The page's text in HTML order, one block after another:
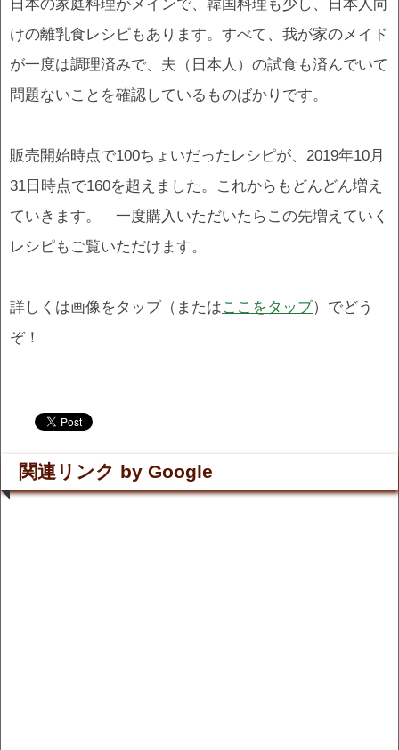
けの離乳食レシピもあります。すべて、我が家のメイド
が一度は調理済みで、夫（日本人）の試食も済んでいて
問題ないことを確認しているものばかりです。
販売開始時点で100ちょいだったレシピが、2019年10月
31日時点で160を超えました。これからもどんどん増え
ていきます。 一度購入いただいたらこの先増えていく
レシピもご覧いただけます。
詳しくは画像をタップ（またはここをタップ）でどう
ぞ！
関連リンク by Google